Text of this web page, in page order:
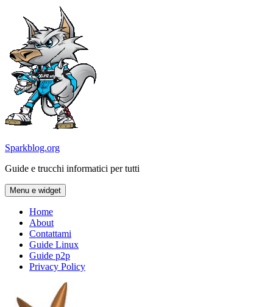
contenuto
Sparkblog.org
Guide e trucchi informatici per tutti
Menu e widget
Home
About
Contattami
Guide Linux
Guide p2p
Privacy Policy